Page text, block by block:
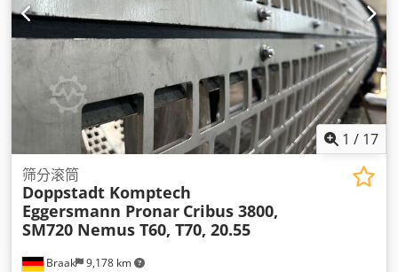
1 / 17
Braak 9,178 km
筛分滚筒
Doppstadt Komptech
Eggersmann Pronar Cribus 3800,
SM720 Nemus T60, T70, 20.55